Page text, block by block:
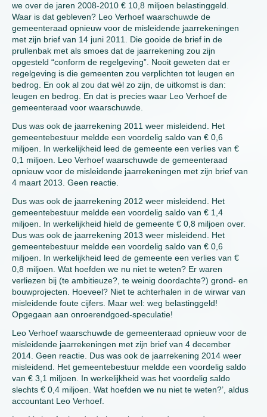
we over de jaren 2008-2010 € 10,8 miljoen belastinggeld.
Waar is dat gebleven? Leo Verhoef waarschuwde de
gemeenteraad opnieuw voor de misleidende jaarrekeningen
met zijn brief van 14 juni 2011. Die gooide de brief in de
prullenbak met als smoes dat de jaarrekening zou zijn
opgesteld “conform de regelgeving”. Nooit geweten dat er
regelgeving is die gemeenten zou verplichten tot leugen en
bedrog. En ook al zou dat wèl zo zijn, de uitkomst is dan:
leugen en bedrog. En dat is precies waar Leo Verhoef de
gemeenteraad voor waarschuwde.
Dus was ook de jaarrekening 2011 weer misleidend. Het
gemeentebestuur meldde een voordelig saldo van € 0,6
miljoen. In werkelijkheid leed de gemeente een verlies van €
0,1 miljoen. Leo Verhoef waarschuwde de gemeenteraad
opnieuw voor de misleidende jaarrekeningen met zijn brief van
4 maart 2013. Geen reactie.
Dus was ook de jaarrekening 2012 weer misleidend. Het
gemeentebestuur meldde een voordelig saldo van € 1,4
miljoen. In werkelijkheid hield de gemeente € 0,8 miljoen over.
Dus was ook de jaarrekening 2013 weer misleidend. Het
gemeentebestuur meldde een voordelig saldo van € 0,6
miljoen. In werkelijkheid leed de gemeente een verlies van €
0,8 miljoen. Wat hoefden we nu niet te weten? Er waren
verliezen bij (te ambitieuze?, te weinig doordachte?) grond- en
bouwprojecten. Hoeveel? Niet te achterhalen in de wirwar van
misleidende foute cijfers. Maar wel: weg belastinggeld!
Opgegaan aan onroerendgoed-speculatie!
Leo Verhoef waarschuwde de gemeenteraad opnieuw voor de
misleidende jaarrekeningen met zijn brief van 4 december
2014. Geen reactie. Dus was ook de jaarrekening 2014 weer
misleidend. Het gemeentebestuur meldde een voordelig saldo
van € 3,1 miljoen. In werkelijkheid was het voordelig saldo
slechts € 0,4 miljoen. Wat hoefden we nu niet te weten?’, aldus
accountant Leo Verhoef.